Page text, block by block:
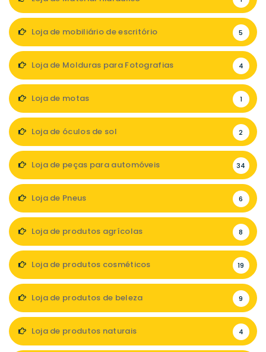
Loja de mobiliário de escritório 5
Loja de Molduras para Fotografias 4
Loja de motas 1
Loja de óculos de sol 2
Loja de peças para automóveis 34
Loja de Pneus 6
Loja de produtos agrícolas 8
Loja de produtos cosméticos 19
Loja de produtos de beleza 9
Loja de produtos naturais 4